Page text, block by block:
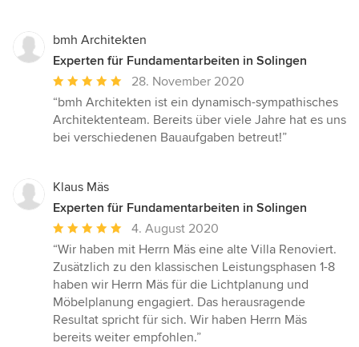
bmh Architekten
Experten für Fundamentarbeiten in Solingen
Durchschnittliche
Bewertung:
5
von
28. November 2020
“bmh Architekten ist ein dynamisch-sympathisches
Architektenteam. Bereits über viele Jahre hat es uns
bei verschiedenen Bauaufgaben betreut!”
Klaus Mäs
Experten für Fundamentarbeiten in Solingen
Durchschnittliche
Bewertung:
5
von
5
Sternen
4. August 2020
“Wir haben mit Herrn Mäs eine alte Villa Renoviert.
Zusätzlich zu den klassischen Leistungsphasen 1-8
haben wir Herrn Mäs für die Lichtplanung und
Möbelplanung engagiert. Das herausragende
Resultat spricht für sich. Wir haben Herrn Mäs
bereits weiter empfohlen.”